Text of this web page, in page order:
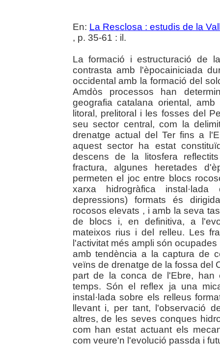
En: La Resclosa : estudis de la
, p. 35-61 : il.
La formació i estructuració de
contrasta amb l'èpocainiciada
occidental amb la formació del
Amdòs processos han
geografia catalana oriental,
litoral, prelitoral i les fosses del
seu sector central, com la
drenatge actual del Ter fins a
aquest sector ha estat
descens de la litosfera
fractura, algunes heretades
permeten el joc entre blocs
xarxa hidrogràfica
depressions) formats és
rocosos elevats , i amb la seva
de blocs i, en definitiva, a
mateixos rius i del relleu. Les
l'activitat més ampli són
amb tendència a la captura de
veïns de drenatge de la fossa del
part de la conca de l'Ebre, han
temps. Són el reflex ja una
instal·lada sobre els relleus
llevant i, per tant, l'observació
altres, de les seves conques
com han estat actuant els
com veure'n l'evolució passda i